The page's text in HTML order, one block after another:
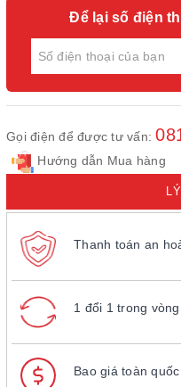
Để lại số điện
Gọi điện để được tư vấn:
Hướng dẫn Mua hàng
Thanh toán an
1 đổi 1 trong
Bao giá toàn quốc